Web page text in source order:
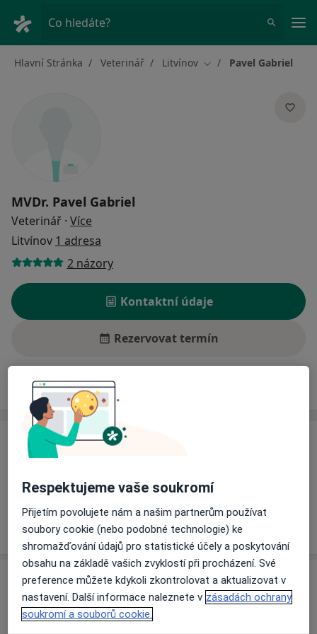
Co hledáte?
Hlavní Stránka Veterinář Litvínov Změna města
Pavel Gabriel
MVDr. Pavel Gabriel
Veterinář · Více
Litvínov 1 adresa
2 názory
Kontaktní údaje
Rezervovat termín
Ceník Adresy
Ceník
Tento specialista ještě nepřidával žádné informace o
svých službách.
Adresa
Veterinární ordinace
Respektujeme vaše soukromí
Přijetím povolujete nám a našim partnerům používat
soubory cookie (nebo podobné technologie) ke
shromažďování údajů pro statistické účely a poskytování
obsahu na základě vašich zvyklostí při procházení. Své
preference můžete kdykoli zkontrolovat a aktualizovat v
nastavení. Další informace naleznete v zásadách ochrany
soukromí a souborů cookie.